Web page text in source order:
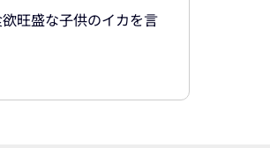
旺盛な子供のイカを言